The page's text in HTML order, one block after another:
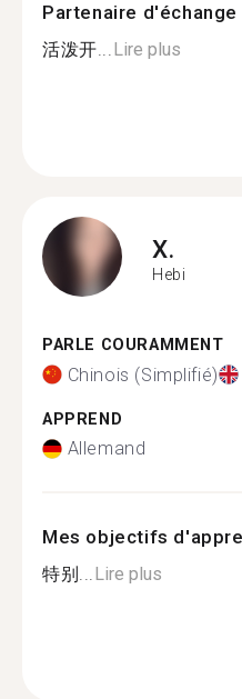
Partenaire
活泼开...Lire plus
X.
Hebi
PARLE COURAMMENT
Chinois (Simplifié)
APPREND
Allemand
Mes objectifs
特别...Lire plus